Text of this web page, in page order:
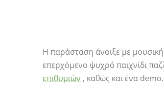
Η παράσταση άνοιξε με
επερχόμενο ψυχρό παιχνίδι
επιθυμιών , καθώς και ένα demo.